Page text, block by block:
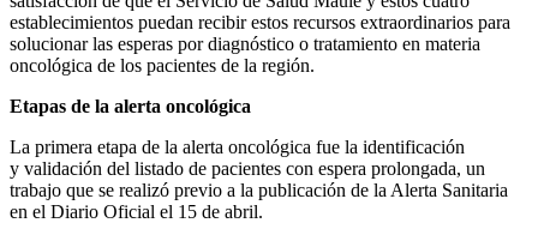
establecimientos puedan recibir estos recursos extraordinarios para
solucionar las esperas por diagnóstico o tratamiento en materia
oncológica de los pacientes de la región.
Etapas de la alerta oncológica
La primera etapa de la alerta oncológica fue la identificación
y validación del listado de pacientes con espera prolongada, un
trabajo que se realizó previo a la publicación de la Alerta Sanitaria
en el Diario Oficial el 15 de abril.